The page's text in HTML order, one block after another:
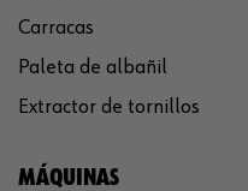
Carracas
Paleta de albañil
Extractor de tornillos
MÁQUINAS